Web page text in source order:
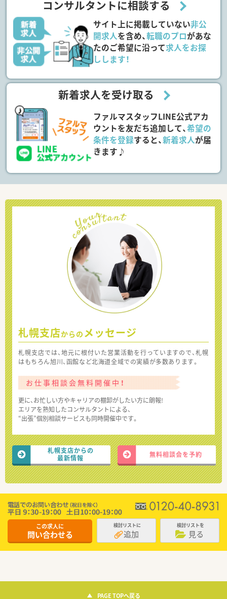
コンサルタントに相談する
サイト上に掲載していない非公
開求人を含め、転職のプロがあな
たのご希望に沿って求人をお探
しします！
新着求人を受け取る
ファルマスタッフLINE公式アカ
ウントを友だち追加して、希望の
条件を登録すると、新着求人が届
きます♪
札幌支店からの メッセージ
札幌支店では、地元に根付いた営業活動を行っていますので、札幌
はもちろん旭川、函館など北海道全域での実績が多数あります。
お仕事相談会無料開催中！
更に、お忙しい方やキャリアの棚卸がしたい方に朗報!
エリアを熟知したコンサルタントによる、
“出張”個別相談サービスも同時開催中です。
札幌支店からの
最新情報
無料相談会を予約
この求人に
問い合わせる
検討リストに
追加
検討リストを
見る
PAGE TOPへ戻る